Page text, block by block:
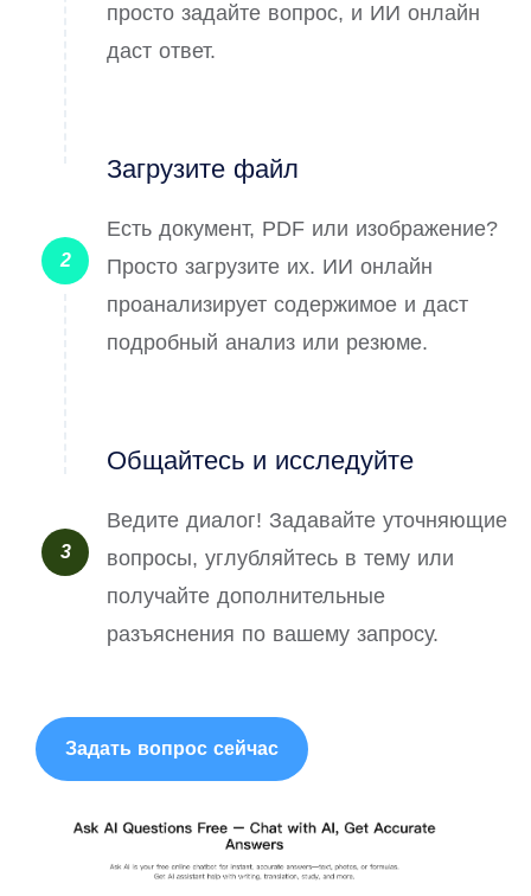
просто задайте вопрос, и ИИ онлайн
даст ответ.
2
Загрузите файл
Есть документ, PDF или изображение?
Просто загрузите их. ИИ онлайн
проанализирует содержимое и даст
подробный анализ или резюме.
3
Общайтесь и исследуйте
Ведите диалог! Задавайте уточняющие
вопросы, углубляйтесь в тему или
получайте дополнительные
разъяснения по вашему запросу.
Задать вопрос сейчас